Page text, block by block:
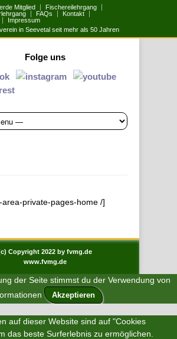
Mitglied
Fischereilehrgang
FAQs
Kontakt
Impressum
in Seevetal seit mehr als 50 Jahren
Folge uns
area-private-pages-home /]
Copyright 2022 by fvmg.de
www.fvmg.de
der Seite stimmst du der Verwendung von
Akzeptieren
auf dieser Website sind auf "Cookies
das beste Surferlebnis zu ermöglichen.